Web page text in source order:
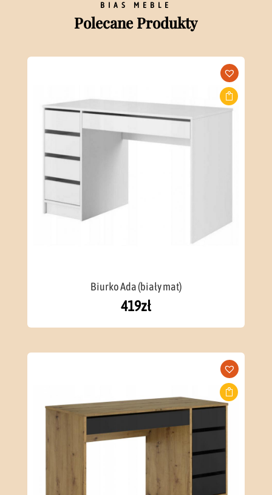
BIAS MEBLE
Polecane Produkty
Biurko Ada (biały mat)
419zł